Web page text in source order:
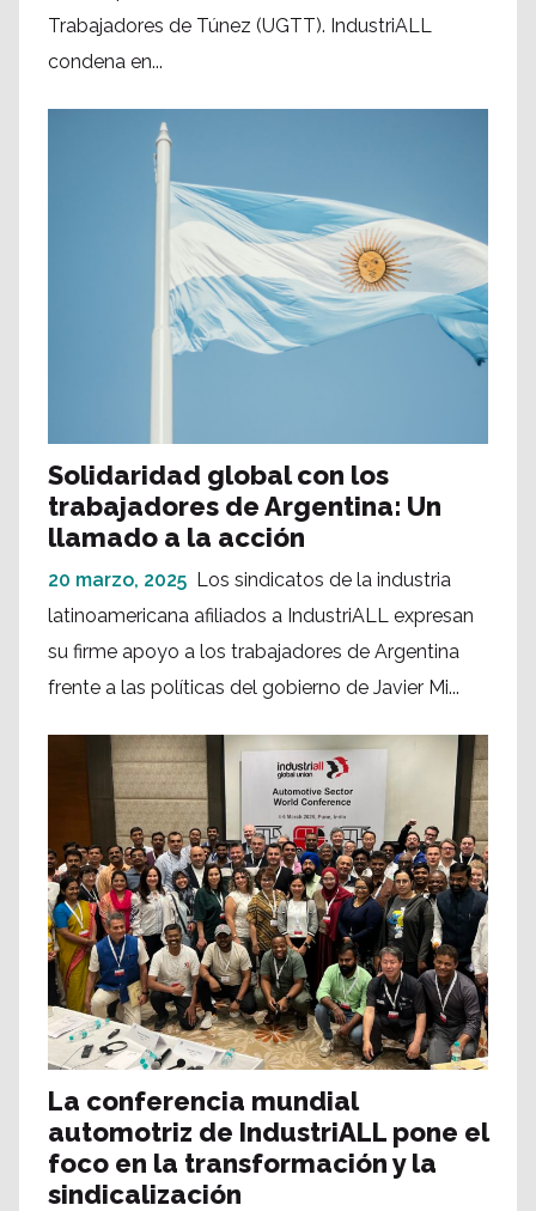
Trabajadores de Túnez (UGTT). IndustriALL
condena en...
Solidaridad global con los
trabajadores de Argentina: Un
llamado a la acción
20 marzo, 2025 Los sindicatos de la industria
latinoamericana afiliados a IndustriALL expresan
su firme apoyo a los trabajadores de Argentina
frente a las políticas del gobierno de Javier Mi...
La conferencia mundial
automotriz de IndustriALL pone el
foco en la transformación y la
sindicalización